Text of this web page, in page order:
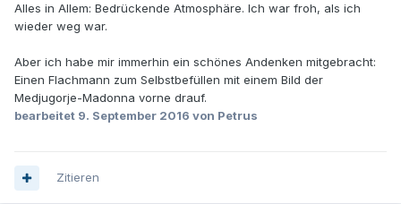
Alles in Allem: Bedrückende Atmosphäre. Ich war froh, als ich
wieder weg war.
Aber ich habe mir immerhin ein schönes Andenken mitgebracht:
Einen Flachmann zum Selbstbefüllen mit einem Bild der
Medjugorje-Madonna vorne drauf.
bearbeitet 9. September 2016 von Petrus
Zitieren